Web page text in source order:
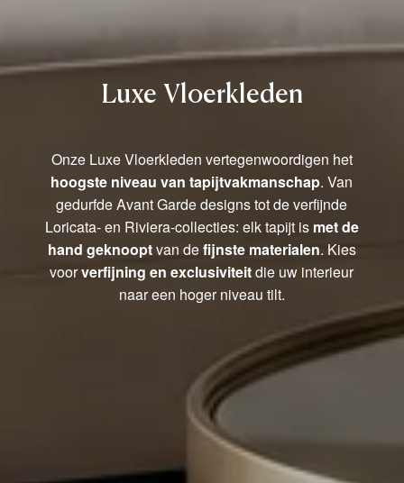
Luxe Vloerkleden
Onze Luxe Vloerkleden vertegenwoordigen het
hoogste niveau van tapijtvakmanschap. Van
gedurfde Avant Garde designs tot de verfijnde
Loricata- en Riviera-collecties: elk tapijt is met de
hand geknooptvan defijnste materialen. Kies
voorverfijning en exclusiviteitdie uw interieur
naar een hoger niveau tilt.